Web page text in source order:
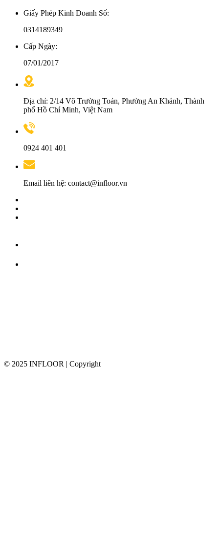
Giấy Phép Kinh Doanh Số:
0314189349
Cấp Ngày:
07/01/2017
Địa chỉ: 2/14 Võ Trường Toản, Phường An Khánh, Thành
phố Hồ Chí Minh, Việt Nam
0924 401 401
Email liên hệ: contact@infloor.vn
© 2025 INFLOOR | Copyright